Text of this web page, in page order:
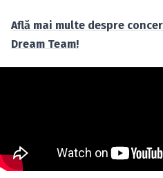
Află mai multe despre
Dream Team!